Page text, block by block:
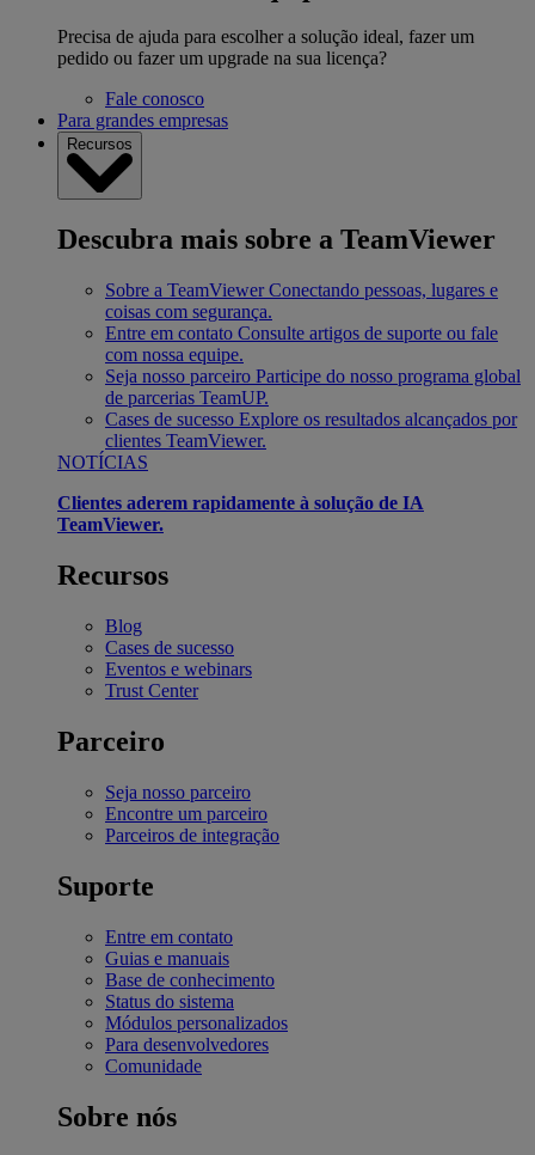
Precisa de ajuda para escolher a solução ideal, fazer um
pedido ou fazer um upgrade na sua licença?
Fale conosco
Para grandes empresas
Recursos
Descubra mais sobre a TeamViewer
Sobre a TeamViewer Conectando pessoas, lugares e
coisas com segurança.
Entre em contato Consulte artigos de suporte ou fale
com nossa equipe.
Seja nosso parceiro Participe do nosso programa global
de parcerias TeamUP.
Cases de sucesso Explore os resultados alcançados por
clientes TeamViewer.
NOTÍCIAS
Clientes aderem rapidamente à solução de IA
TeamViewer.
Recursos
Blog
Cases de sucesso
Eventos e webinars
Trust Center
Parceiro
Seja nosso parceiro
Encontre um parceiro
Parceiros de integração
Suporte
Entre em contato
Guias e manuais
Base de conhecimento
Status do sistema
Módulos personalizados
Para desenvolvedores
Comunidade
Sobre nós